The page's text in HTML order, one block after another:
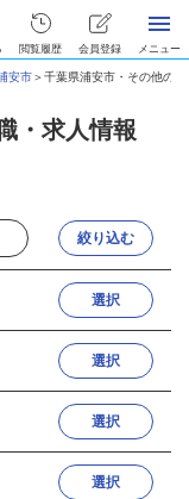
閲覧履歴 会員登録 メニュー
安市＞千葉県浦安市・その他の
・求人情報
絞り込む
選択
選択
選択
選択